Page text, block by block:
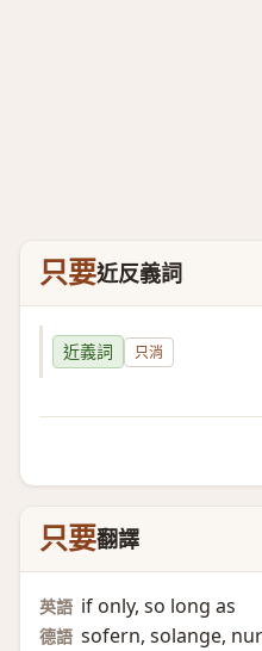
只要近反義詞
近義詞 只消
只要翻譯
英語 if only, so long as
德語 sofern, solange,